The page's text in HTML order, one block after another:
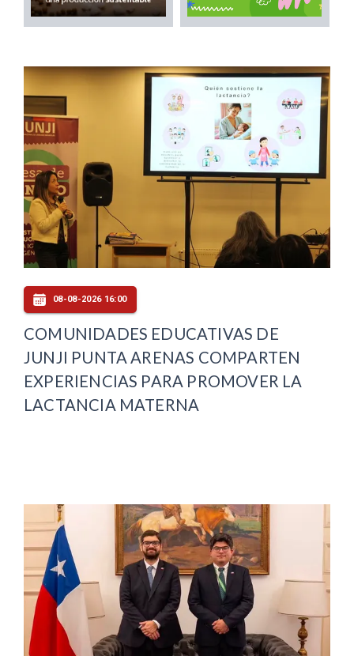
08-08-2026 16:00
COMUNIDADES EDUCATIVAS DE
JUNJI PUNTA ARENAS COMPARTEN
EXPERIENCIAS PARA PROMOVER LA
LACTANCIA MATERNA